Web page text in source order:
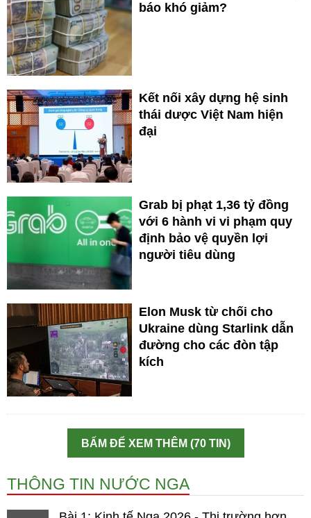
báo khó giảm?
Kết nối xây dựng hệ sinh
thái dược Việt Nam hiện
đại
Grab bị phạt 1,36 tỷ đồng
với 6 hành vi vi phạm quy
định bảo vệ quyền lợi
người tiêu dùng
Elon Musk từ chối cho
Ukraine dùng Starlink dẫn
đường cho các đòn tập
kích
BẤM ĐỂ XEM THÊM (70 TIN)
THÔNG TIN NƯỚC NGA